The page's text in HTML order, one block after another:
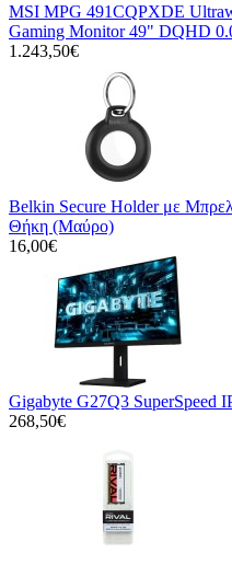
MSI MPG 491CQPXDE
Gaming Monitor 49" DQHD
1.243,50€
Belkin Secure Holder με
Θήκη (Μαύρο)
16,00€
Gigabyte G27Q3 SuperSpeed
268,50€